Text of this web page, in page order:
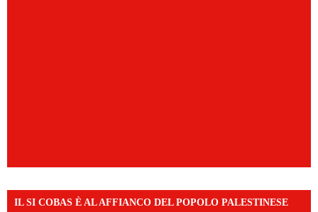
IL SI COBAS È AL AFFIANCO DEL POPOLO PALESTINESE